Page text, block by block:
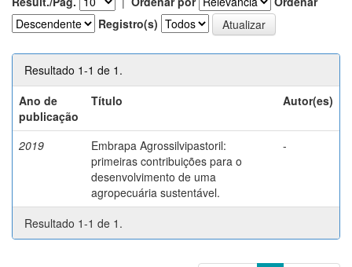
Registro(s)
Resultado 1-1 de 1.
Ano de
publicação
Título Autor(es)
2019
Embrapa Agrossilvipastoril:
primeiras contribuições para o
desenvolvimento de uma
agropecuária sustentável.
-
Resultado 1-1 de 1.